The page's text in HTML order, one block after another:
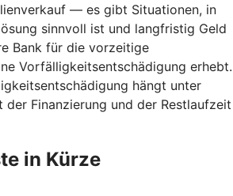
— es gibt Situationen, in
sinnvoll ist und langfristig Geld
Bank für die vorzeitige
Vorfälligkeitsentschädigung erhebt.
hängt unter
Finanzierung und der Restlaufzeit
in Kürze